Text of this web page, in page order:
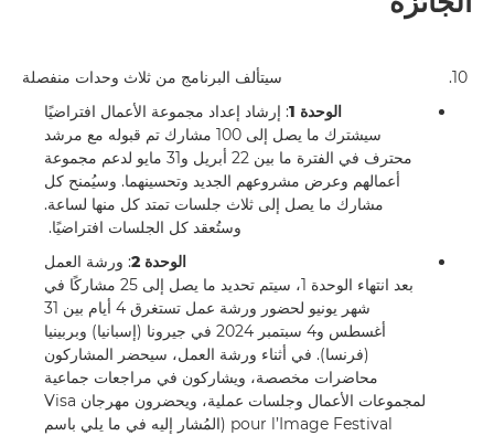
10.
سيتألف البرنامج من ثلاث وحدات منفصلة
الوحدة 1
: إرشاد إعداد مجموعة الأعمال افتراضيًا
سيشترك ما يصل إلى 100 مشارك تم قبوله مع مرشد
محترف في الفترة ما بين 22 أبريل و31 مايو لدعم مجموعة
أعمالهم وعرض مشروعهم الجديد وتحسينهما. وسيُمنح كل
مشارك ما يصل إلى ثلاث جلسات تمتد كل منها لساعة.
وستُعقد كل الجلسات افتراضيًا.
الوحدة 2
: ورشة العمل
بعد انتهاء الوحدة 1، سيتم تحديد ما يصل إلى 25 مشاركًا في
شهر يونيو لحضور ورشة عمل تستغرق 4 أيام بين 31
أغسطس و4 سبتمبر 2024 في جيرونا (إسبانيا) وبربينيا
(فرنسا). في أثناء ورشة العمل، سيحضر المشاركون
محاضرات مخصصة، ويشاركون في مراجعات جماعية
لمجموعات الأعمال وجلسات عملية، ويحضرون مهرجان Visa
pour l’Image Festival (المُشار إليه في ما يلي باسم